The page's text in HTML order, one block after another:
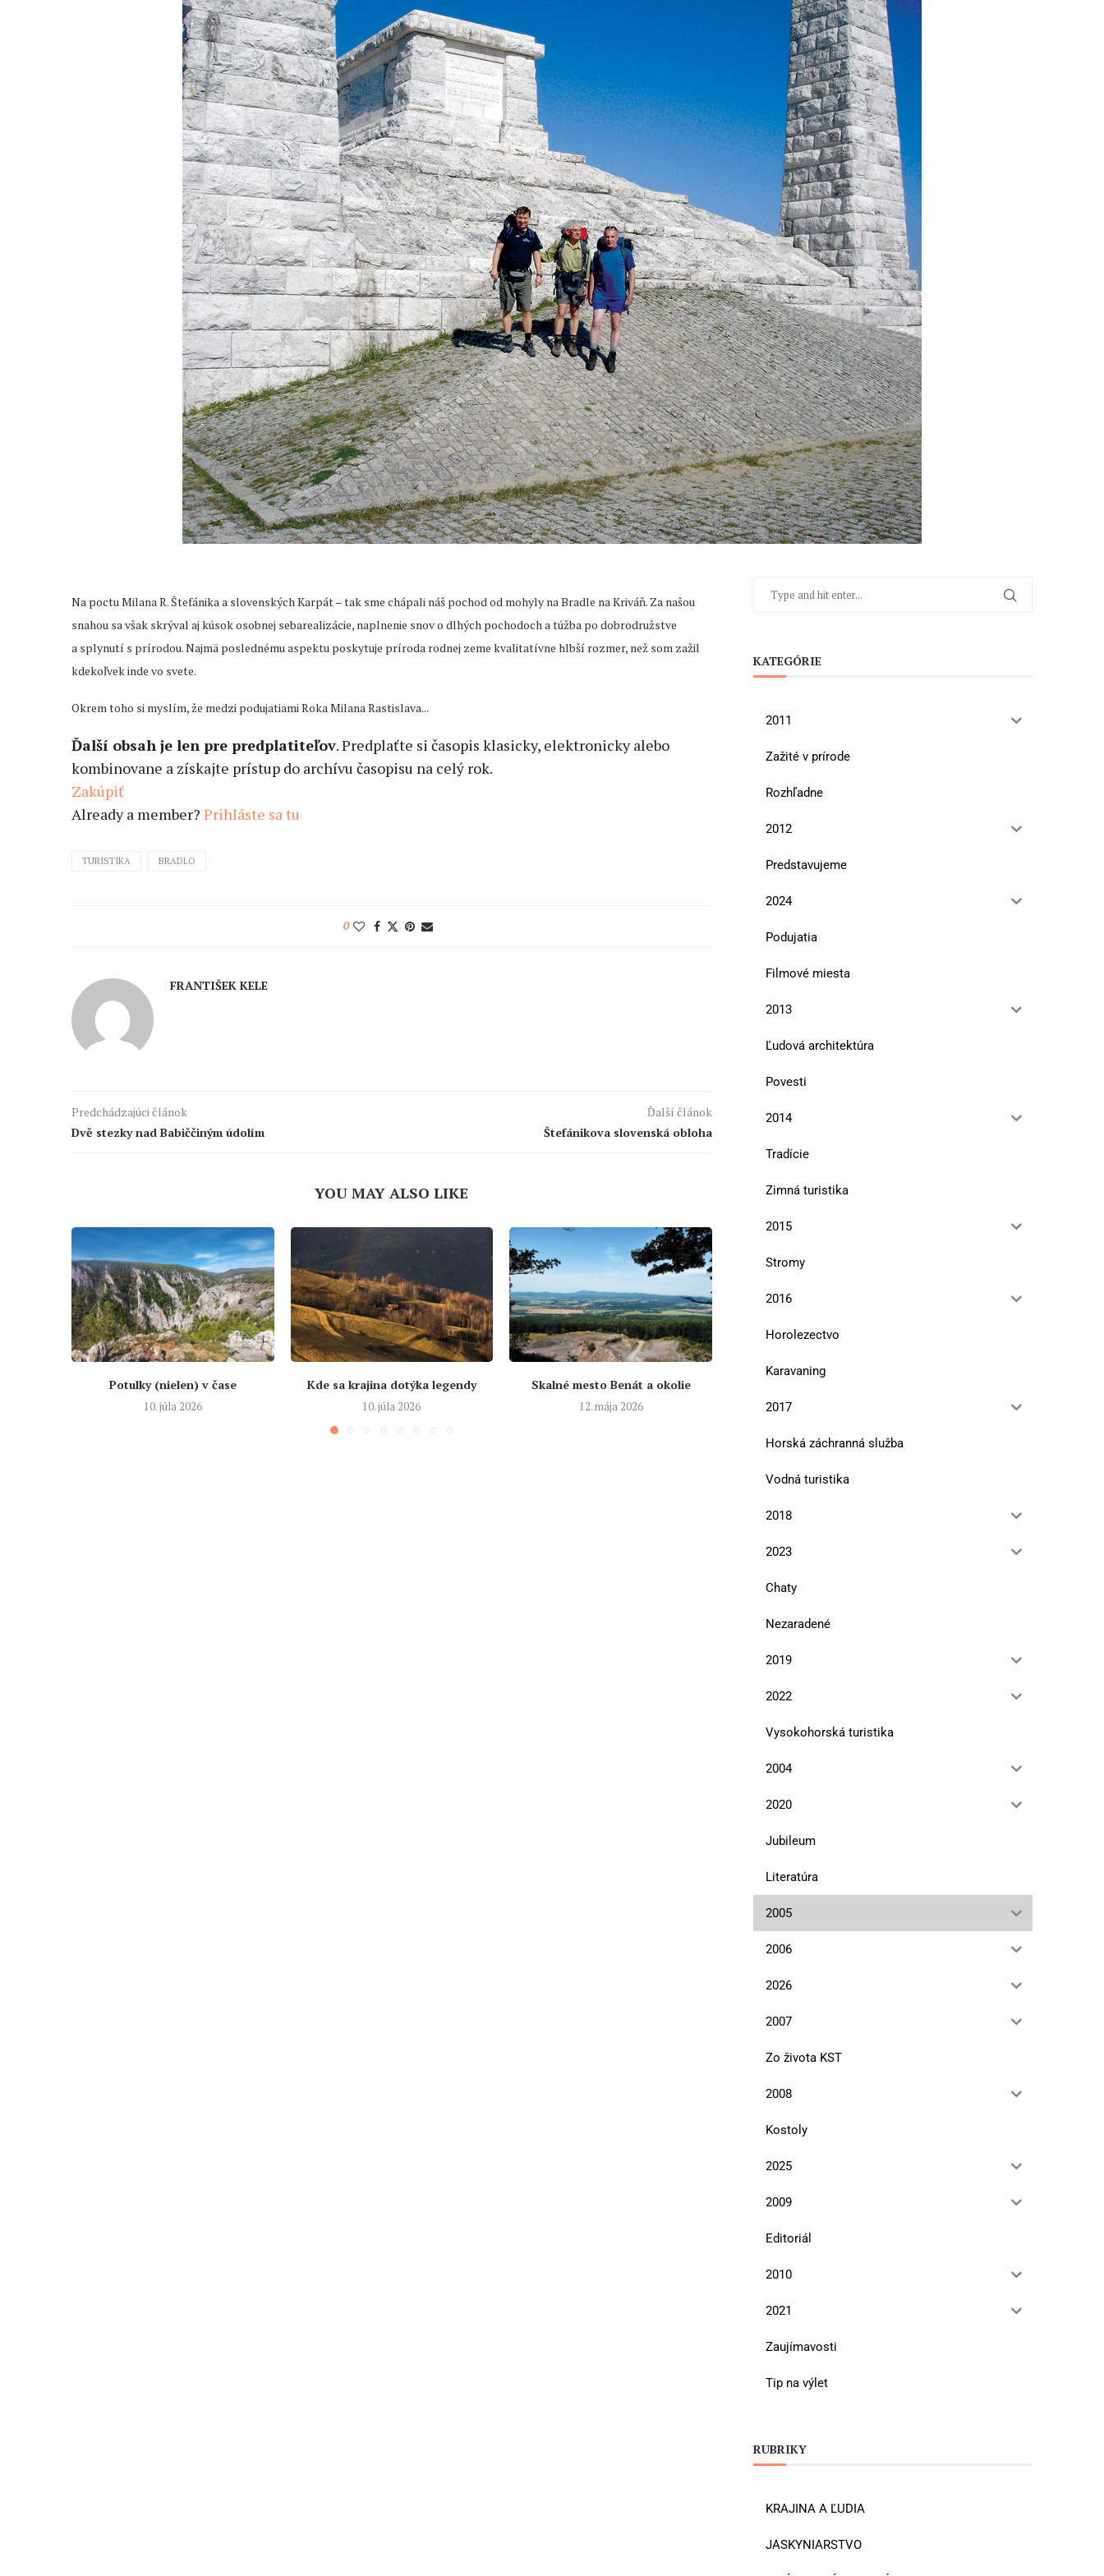
Na poctu Milana R. Štefánika a slovenských Karpát – tak sme chápali náš pochod od mohyly na Bradle na Kriváň. Za našou
snahou sa však skrýval aj kúsok osobnej sebarealizácie, naplnenie snov o dlhých pochodoch a túžba po dobrodružstve
a splynutí s prírodou. Najmä poslednému aspektu poskytuje príroda rodnej zeme kvalitatívne hlbší rozmer, než som zažil
kdekoľvek inde vo svete.
Okrem toho si myslím, že medzi podujatiami Roka Milana Rastislava...
Ďalší obsah je len pre predplatiteľov. Predplaťte si časopis klasicky, elektronicky alebo
kombinovane a získajte prístup do archívu časopisu na celý rok.
Zakúpiť
Already a member? Prihláste sa tu
TURISTIKA BRADLO
0
FRANTIŠEK KELE
Predchádzajúci článok
Dvě stezky nad Babiččiným údolím
Ďalší článok
Štefánikova slovenská obloha
YOU MAY ALSO LIKE
Potulky (nielen) v čase
10. júla 2026
Kde sa krajina dotýka legendy
10. júla 2026
Skalné mesto Benát a okolie
12. mája 2026
Maginhradom
KATEGÓRIE
2011
Zažité v prírode
Rozhľadne
2012
Predstavujeme
2024
Podujatia
Filmové miesta
2013
Ľudová architektúra
Povesti
2014
Tradície
Zimná turistika
2015
Stromy
2016
Horolezectvo
Karavaning
2017
Horská záchranná služba
Vodná turistika
2018
2023
Chaty
Nezaradené
2019
2022
Vysokohorská turistika
2004
2020
Jubileum
Literatúra
2005
2006
2026
2007
Zo života KST
2008
Kostoly
2025
2009
Editoriál
2010
2021
Zaujímavosti
Tip na výlet
RUBRIKY
KRAJINA A ĽUDIA
JASKYNIARSTVO